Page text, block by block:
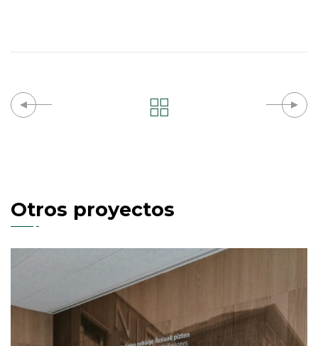
Otros proyectos